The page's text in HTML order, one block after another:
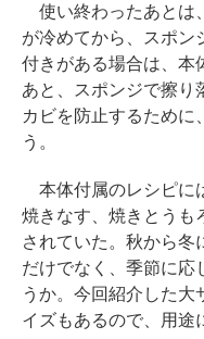
使い終わったあとは
が冷めてから、スポン
付きがある場合は、本
あと、スポンジで擦り
カビを防止するために
う。
本体付属のレシピに
焼きなす、焼きとうも
されていた。秋から冬
だけでなく、季節に応
うか。今回紹介した大
イズもあるので、用途